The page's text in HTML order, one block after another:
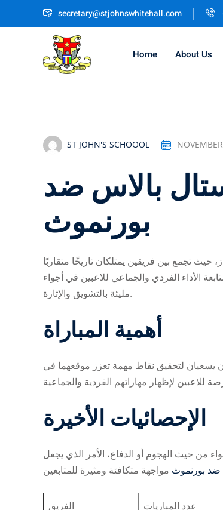
secretary@stjohnswhitehall.com
Home About Us
ST JOHN'S SCHOOOL
بالاس ضد
بورنموث
حيث تجمع بين فريقين يمتلكان تاريخًا متقاربًا
الأداء الفردي والجماعي للاعبين في أجواء
مليئة بالتشويق والإثارة.
أهمية المباراة
يسعيان لتحقيق نقاط مهمة تعزز موقعهما في
الإحصائيات الأخيرة
من حيث الهجوم أو الدفاع، الأمر الذي يجعل
ضد بورنموث
الفريق عدد المباريات